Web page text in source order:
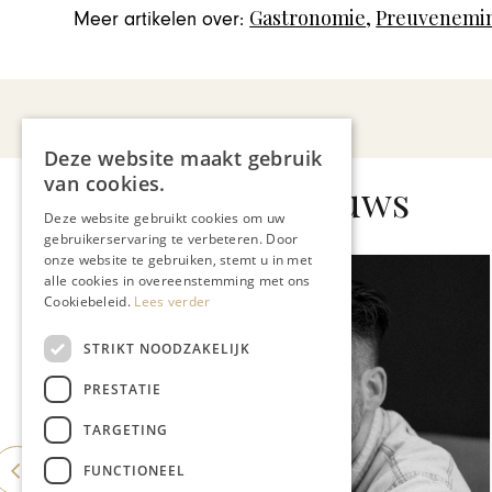
Meer artikelen over: Gastronomie,
Gerelateerd nieuws
Deze website maakt gebruik
van cookies.
Deze website gebruikt cookies om uw
gebruikerservaring te verbeteren. Door
onze website te gebruiken, stemt u in met
alle cookies in overeenstemming met ons
Cookiebeleid. Lees verder
STRIKT NOODZAKELIJK
PRESTATIE
TARGETING
FUNCTIONEEL